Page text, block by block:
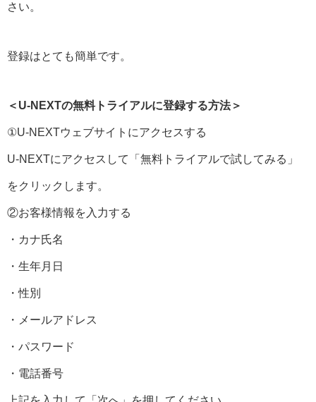
さい。
登録はとても簡単です。
＜U-NEXTの無料トライアルに登録する方法＞
①U-NEXTウェブサイトにアクセスする
U-NEXTにアクセスして「無料トライアルで試してみる」
をクリックします。
②お客様情報を入力する
・カナ氏名
・生年月日
・性別
・メールアドレス
・パスワード
・電話番号